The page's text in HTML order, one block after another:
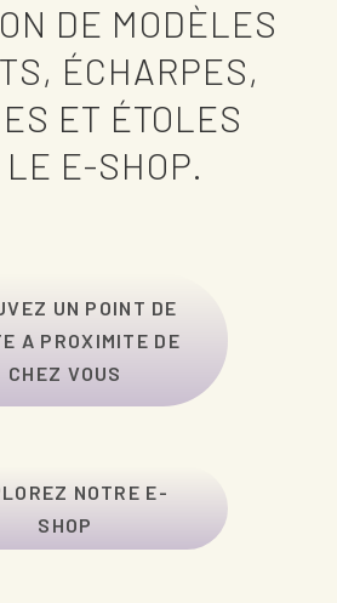
DE MODÈLES
ÉCHARPES,
ET ÉTOLES
LE E-SHOP.
UN POINT DE
A PROXIMITE DE
CHEZ VOUS
NOTRE E-
SHOP